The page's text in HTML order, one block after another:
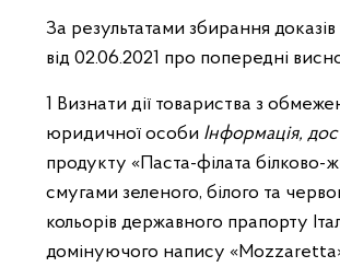
За результатами збирання
від 02.06.2021 про попередні
1 Визнати дії товариства з
юридичної особи Інформація,
продукту «Паста-філата
смугами зеленого, білого та
кольорів державного прапорту
домінуючого напису